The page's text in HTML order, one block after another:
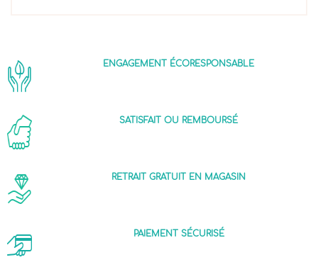
ENGAGEMENT ÉCORESPONSABLE
SATISFAIT OU REMBOURSÉ
RETRAIT GRATUIT EN MAGASIN
PAIEMENT SÉCURISÉ